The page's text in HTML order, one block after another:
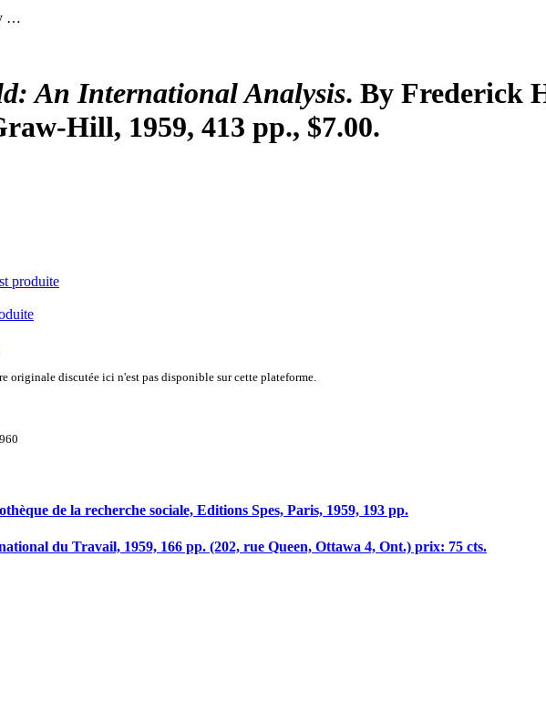
…
An International Analysis. By Frederick
Hill, 1959, 413 pp., $7.00.
produite
originale discutée ici n'est pas disponible sur cette plateforme.
de la recherche sociale, Editions Spes, Paris, 1959, 193 pp.
du Travail, 1959, 166 pp. (202, rue Queen, Ottawa 4, Ont.) prix: 75 cts.